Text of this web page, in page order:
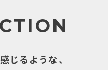
じるような、